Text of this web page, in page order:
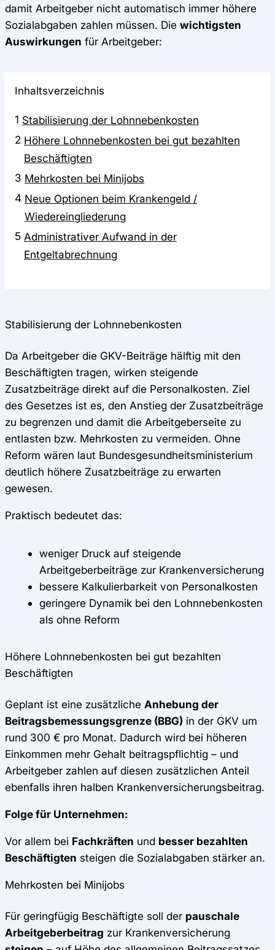
damit Arbeitgeber nicht automatisch immer höhere
Sozialabgaben zahlen müssen. Die wichtigsten
Auswirkungen für Arbeitgeber:
Inhaltsverzeichnis
1 Stabilisierung der Lohnnebenkosten
2 Höhere Lohnnebenkosten bei gut bezahlten
Beschäftigten
3 Mehrkosten bei Minijobs
4 Neue Optionen beim Krankengeld /
Wiedereingliederung
5 Administrativer Aufwand in der
Entgeltabrechnung
Stabilisierung der Lohnnebenkosten
Da Arbeitgeber die GKV-Beiträge hälftig mit den
Beschäftigten tragen, wirken steigende
Zusatzbeiträge direkt auf die Personalkosten. Ziel
des Gesetzes ist es, den Anstieg der Zusatzbeiträge
zu begrenzen und damit die Arbeitgeberseite zu
entlasten bzw. Mehrkosten zu vermeiden. Ohne
Reform wären laut Bundesgesundheitsministerium
deutlich höhere Zusatzbeiträge zu erwarten
gewesen.
Praktisch bedeutet das:
weniger Druck auf steigende
Arbeitgeberbeiträge zur Krankenversicherung
bessere Kalkulierbarkeit von Personalkosten
geringere Dynamik bei den Lohnnebenkosten
als ohne Reform
Höhere Lohnnebenkosten bei gut bezahlten
Beschäftigten
Geplant ist eine zusätzliche Anhebung der
Beitragsbemessungsgrenze (BBG) in der GKV um
rund 300 € pro Monat. Dadurch wird bei höheren
Einkommen mehr Gehalt beitragspflichtig – und
Arbeitgeber zahlen auf diesen zusätzlichen Anteil
ebenfalls ihren halben Krankenversicherungsbeitrag.
Folge für Unternehmen:
Vor allem bei Fachkräften und besser bezahlten
Beschäftigten steigen die Sozialabgaben stärker an.
Mehrkosten bei Minijobs
Für geringfügig Beschäftigte soll der pauschale
Arbeitgeberbeitrag zur Krankenversicherung